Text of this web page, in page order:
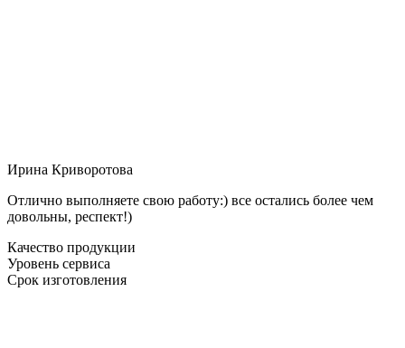
Ирина Криворотова
Отлично выполняете свою работу:) все остались более чем
довольны, респект!)
Качество продукции
Уровень сервиса
Срок изготовления